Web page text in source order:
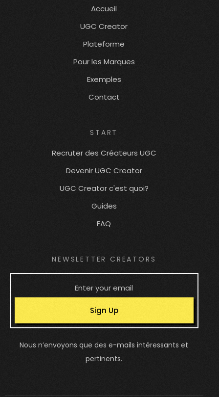
Accueil
UGC Creator
Plateforme
Pour les Marques
Exemples
Contact
START
Recruter des Créateurs UGC
Devenir UGC Creator
UGC Creator c'est quoi?
Guides
FAQ
NEWSLETTER CREATORS
Sign Up
Nous n’envoyons que des e-mails intéressants et
pertinents.